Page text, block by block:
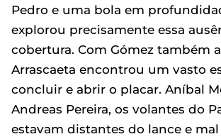
Pedro e uma bola em
explorou precisamente essa
cobertura. Com Gómez também
Arrascaeta encontrou um vasto
concluir e abrir o placar. Aníbal
Andreas Pereira, os volantes do
estavam distantes do lance e mal